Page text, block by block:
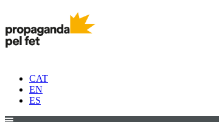
CAT
EN
ES